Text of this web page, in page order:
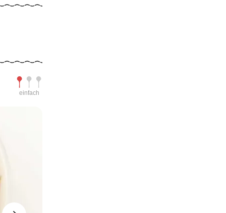
Schwierigkeit
einfach